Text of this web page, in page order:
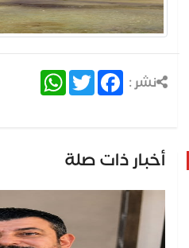
نشر : Facebook
Twitter
WhatsApp
أخبار ذات صلة